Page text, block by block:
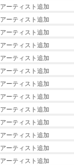
アーティスト追加
アーティスト追加
アーティスト追加
アーティスト追加
アーティスト追加
アーティスト追加
アーティスト追加
アーティスト追加
アーティスト追加
アーティスト追加
アーティスト追加
アーティスト追加
アーティスト追加